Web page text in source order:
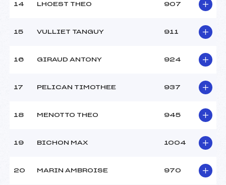
14 LHOEST THEO 907
15 VULLIET TANGUY 911
16 GIRAUD ANTONY 924
17 PELICAN TIMOTHEE 937
18 MENOTTO THEO 945
19 BICHON MAX 1004
20 MARIN AMBROISE 970